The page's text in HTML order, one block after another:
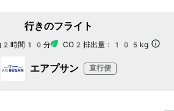
行きのフライト
2時間10分 CO2排出量： 105kg
エアプサン 直行便